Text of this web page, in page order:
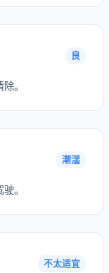
良
。
潮湿
。
不太适宜